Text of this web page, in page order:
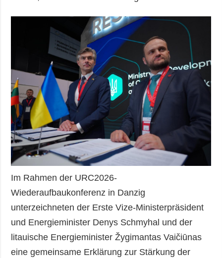
Im Rahmen der URC2026-
Wiederaufbaukonferenz in Danzig
unterzeichneten der Erste Vize-Ministerpräsident
und Energieminister Denys Schmyhal und der
litauische Energieminister Žygimantas Vaičiūnas
eine gemeinsame Erklärung zur Stärkung der